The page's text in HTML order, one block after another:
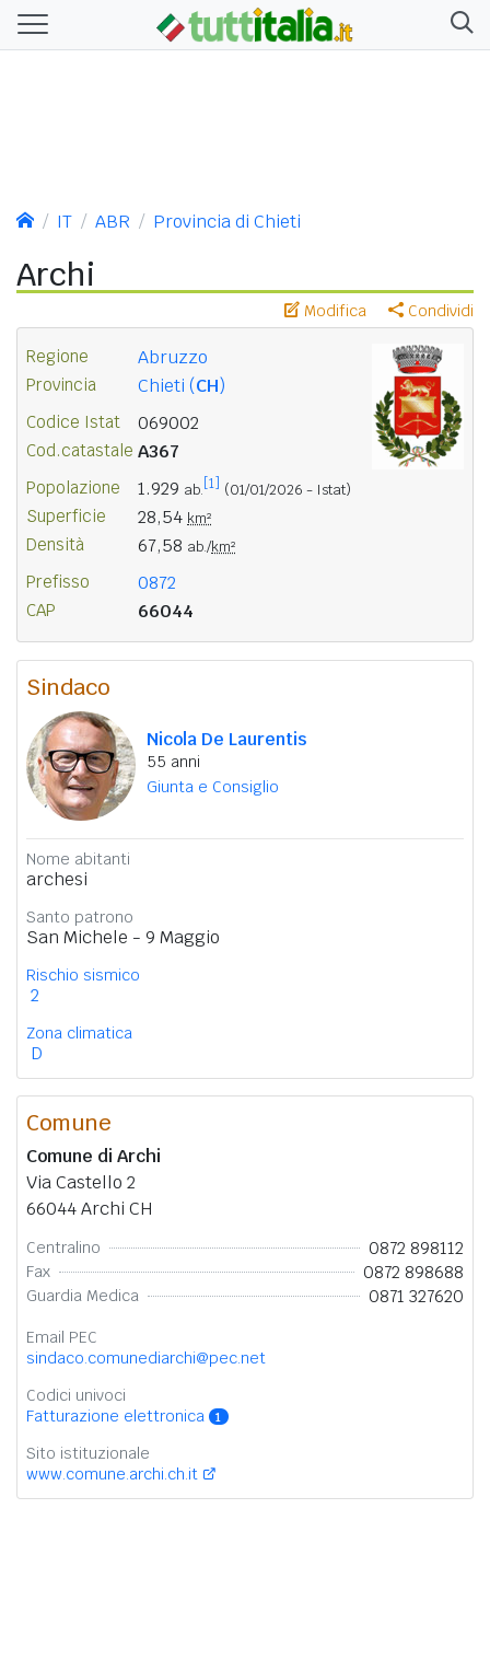
IT ABR Provincia di Chieti
Archi
Modifica Condividi
Regione Abruzzo
Provincia Chieti (CH)
Codice Istat 069002
Cod.catastale A367
Popolazione 1.929 ab. [1] (01/01/2026 - Istat)
Superficie 28,54 km²
Densità 67,58 ab./km²
Prefisso 0872
CAP 66044
Sindaco
Nicola De Laurentis
55 anni
Giunta e Consiglio
Nome abitanti
archesi
Santo patrono
San Michele - 9 Maggio
Rischio sismico
2
Zona climatica
D
Comune
Comune di Archi
Via Castello 2
66044 Archi CH
Centralino 0872 898112
Fax 0872 898688
Guardia Medica 0871 327620
Email PEC
sindaco.comunediarchi@pec.net
Codici univoci
Fatturazione elettronica
1
Sito istituzionale
www.comune.archi.ch.it